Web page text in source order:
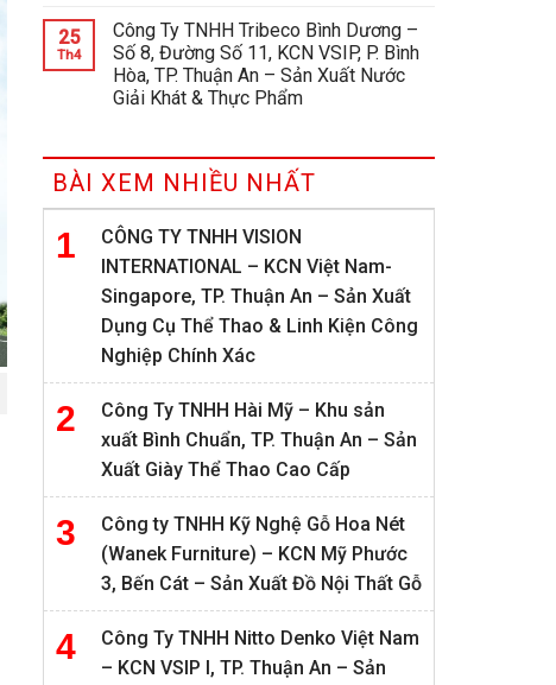
25
Th4
Công Ty TNHH Tribeco Bình Dương –
Số 8, Đường Số 11, KCN VSIP, P. Bình
Hòa, TP. Thuận An – Sản Xuất Nước
Giải Khát & Thực Phẩm
BÀI XEM NHIỀU NHẤT
CÔNG TY TNHH VISION
INTERNATIONAL – KCN Việt Nam-
Singapore, TP. Thuận An – Sản Xuất
Dụng Cụ Thể Thao & Linh Kiện Công
Nghiệp Chính Xác
Công Ty TNHH Hài Mỹ – Khu sản
xuất Bình Chuẩn, TP. Thuận An – Sản
Xuất Giày Thể Thao Cao Cấp
Công ty TNHH Kỹ Nghệ Gỗ Hoa Nét
(Wanek Furniture) – KCN Mỹ Phước
3, Bến Cát – Sản Xuất Đồ Nội Thất Gỗ
Công Ty TNHH Nitto Denko Việt Nam
– KCN VSIP I, TP. Thuận An – Sản